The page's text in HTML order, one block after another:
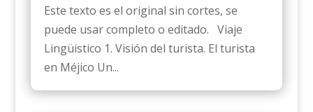
Este texto es el original sin cortes, se
puede usar completo o editado. Viaje
Lingüistico 1. Visión del turista. El turista
en Méjico Un...